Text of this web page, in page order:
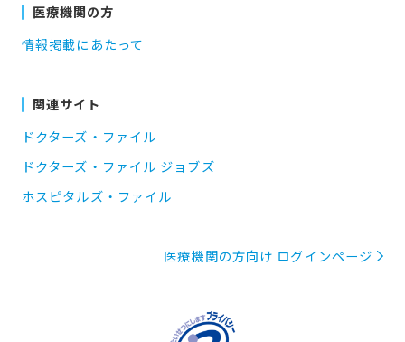
医療機関の方
情報掲載にあたって
関連サイト
ドクターズ・ファイル
ドクターズ・ファイル ジョブズ
ホスピタルズ・ファイル
医療機関の方向け ログインページ